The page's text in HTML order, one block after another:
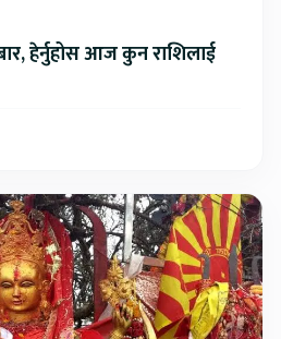
हेर्नुहोस आज कुन राशिलाई